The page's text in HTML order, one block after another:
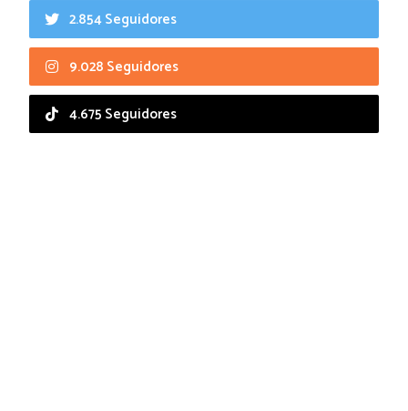
2.854 Seguidores
9.028 Seguidores
4.675 Seguidores